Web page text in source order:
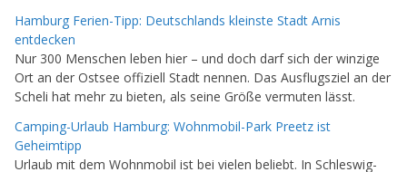
Hamburg Ferien-Tipp: Deutschlands kleinste Stadt Arnis
entdecken
Nur 300 Menschen leben hier – und doch darf sich der winzige
Ort an der Ostsee offiziell Stadt nennen. Das Ausflugsziel an der
Scheli hat mehr zu bieten, als seine Größe vermuten lässt.
Camping-Urlaub Hamburg: Wohnmobil-Park Preetz ist
Geheimtipp
Urlaub mit dem Wohnmobil ist bei vielen beliebt. In Schleswig-